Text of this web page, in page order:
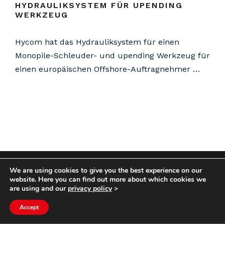
HYDRAULIKSYSTEM FÜR UPENDING
WERKZEUG
Hycom hat das Hydrauliksystem für einen
Monopile-Schleuder- und upending Werkzeug für
einen europäischen Offshore-Auftragnehmer …
COPYRIGHT HYCOM ALL RIGHTS RESERVED |
IMPRINT|TERMS & CONDITIONS
We are using cookies to give you the best experience on our
website. Here you can find out more about which cookies we
are using and our privacy policy>
Accept